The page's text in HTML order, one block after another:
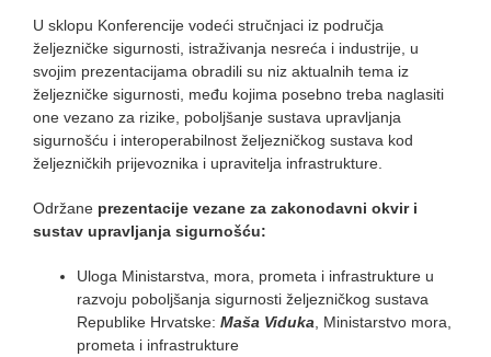
U sklopu Konferencije vodeći stručnjaci iz područja
željezničke sigurnosti, istraživanja nesreća i industrije, u
svojim prezentacijama obradili su niz aktualnih tema iz
željezničke sigurnosti, među kojima posebno treba naglasiti
one vezano za rizike, poboljšanje sustava upravljanja
sigurnošću i interoperabilnost željezničkog sustava kod
željezničkih prijevoznika i upravitelja infrastrukture.
Održane prezentacije vezane za zakonodavni okvir i
sustav upravljanja sigurnošću:
Uloga Ministarstva, mora, prometa i infrastrukture u
razvoju poboljšanja sigurnosti željezničkog sustava
Republike Hrvatske: Maša Viduka, Ministarstvo mora,
prometa i infrastrukture